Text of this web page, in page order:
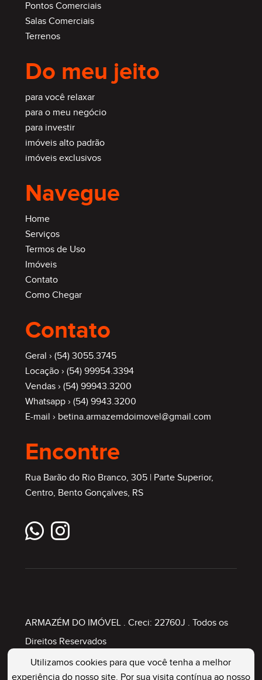
Pontos Comerciais
Salas Comerciais
Terrenos
Do meu jeito
para você relaxar
para o meu negócio
para investir
imóveis alto padrão
imóveis exclusivos
Navegue
Home
Serviços
Termos de Uso
Imóveis
Contato
Como Chegar
Contato
Geral › (54) 3055.3745
Locação › (54) 99954.3394
Vendas › (54) 99943.3200
Whatsapp › (54) 9943.3200
E-mail › betina.armazemdoimovel@gmail.com
Encontre
Rua Barão do Rio Branco, 305 | Parte Superior,
Centro, Bento Gonçalves, RS
ARMAZÉM DO IMÓVEL. Creci: 22760J . Todos os
Direitos Reservados
Utilizamos cookies para que você tenha a melhor
experiência do nosso site. Por sua visita contínua ao nosso